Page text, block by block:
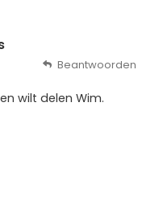
wilt delen Wim.
Beantwoorden